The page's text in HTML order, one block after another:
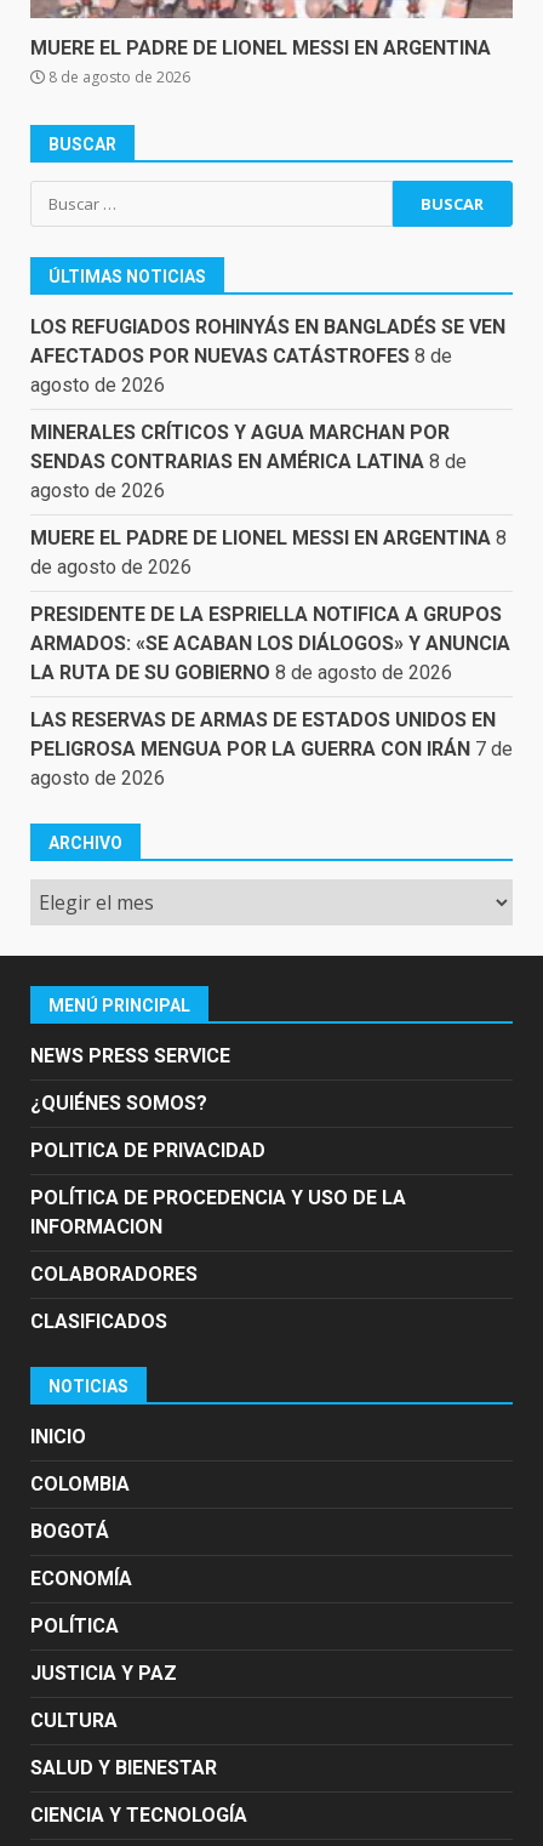
MUERE EL PADRE DE LIONEL MESSI EN ARGENTINA
8 de agosto de 2026
BUSCAR
Buscar:
ÚLTIMAS NOTICIAS
LOS REFUGIADOS ROHINYÁS EN BANGLADÉS SE VEN
AFECTADOS POR NUEVAS CATÁSTROFES 8 de
agosto de 2026
MINERALES CRÍTICOS Y AGUA MARCHAN POR
SENDAS CONTRARIAS EN AMÉRICA LATINA 8 de
agosto de 2026
MUERE EL PADRE DE LIONEL MESSI EN ARGENTINA 8
de agosto de 2026
PRESIDENTE DE LA ESPRIELLA NOTIFICA A GRUPOS
ARMADOS: «SE ACABAN LOS DIÁLOGOS» Y ANUNCIA
LA RUTA DE SU GOBIERNO 8 de agosto de 2026
LAS RESERVAS DE ARMAS DE ESTADOS UNIDOS EN
PELIGROSA MENGUA POR LA GUERRA CON IRÁN 7 de
agosto de 2026
ARCHIVO
Archivo
MENÚ PRINCIPAL
NEWS PRESS SERVICE
¿QUIÉNES SOMOS?
POLITICA DE PRIVACIDAD
POLÍTICA DE PROCEDENCIA Y USO DE LA
INFORMACION
COLABORADORES
CLASIFICADOS
NOTICIAS
INICIO
COLOMBIA
BOGOTÁ
ECONOMÍA
POLÍTICA
JUSTICIA Y PAZ
CULTURA
SALUD Y BIENESTAR
CIENCIA Y TECNOLOGÍA